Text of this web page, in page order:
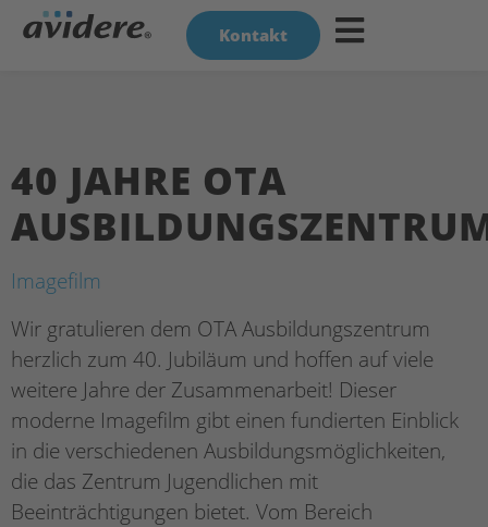
Kontakt
40 JAHRE OTA
Imagefilm
Wir gratulieren dem OTA Ausbildungszentrum
herzlich zum 40. Jubiläum und hoffen auf viele
weitere Jahre der Zusammenarbeit! Dieser
moderne Imagefilm gibt einen fundierten Einblick
in die verschiedenen Ausbildungsmöglichkeiten,
die das Zentrum Jugendlichen mit
Beeinträchtigungen bietet. Vom Bereich